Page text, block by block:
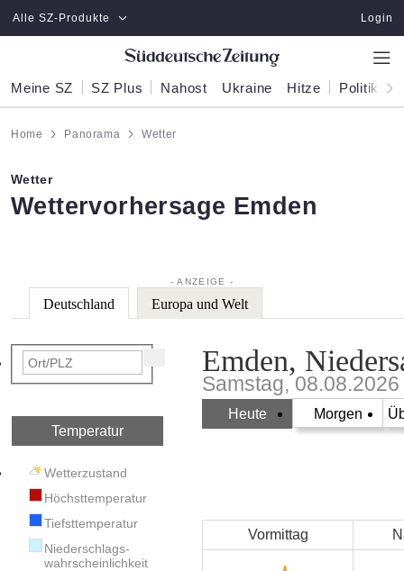
Zum Hauptinhalt springen
Alle SZ-Produkte Login
Meine SZ SZ Plus Nahost Ukraine Hitze Politik
Home Panorama Wetter
Wetter
:
Wettervorhersage Emden
Deutschland Europa und Welt
Temperatur
Wetterzustand
Höchsttemperatur
Tiefsttemperatur
Niederschlags-
wahrscheinlichkeit
Emden,
Samstag, 08.08.2026
Heute Morgen
Vormittag